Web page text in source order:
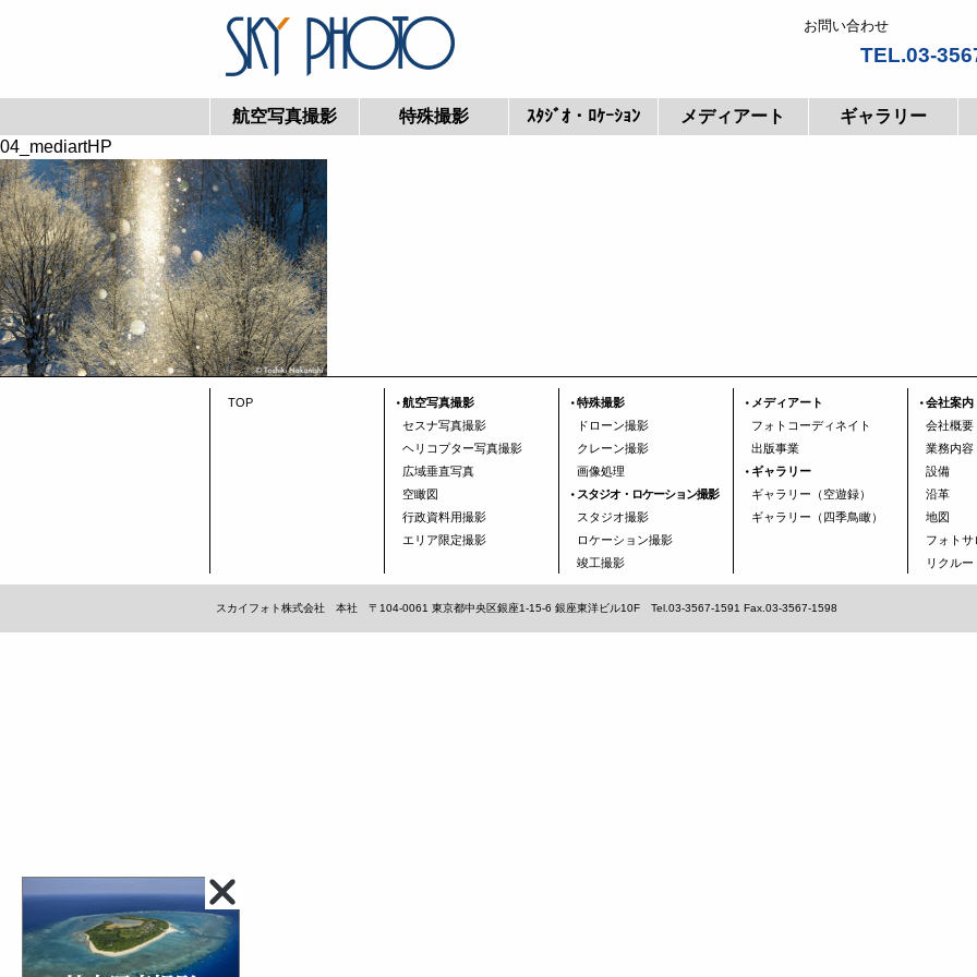
お問い合わせ
TEL.03-
航空写真撮影 特殊撮影 ｽﾀｼﾞｵ・ﾛｹｰｼｮﾝ メディアート ギャラリー
04_mediartHP
TOP
航空写真撮影
セスナ写真撮影
ヘリコプター写真撮影
広域垂直写真
空瞰図
行政資料用撮影
エリア限定撮影
特殊撮影
ドローン撮影
クレーン撮影
画像処理
スタジオ・ロケーション撮影
スタジオ撮影
ロケーション撮影
竣工撮影
メディアート
フォトコーディネイト
出版事業
ギャラリー
ギャラリー（空遊録）
ギャラリー（四季鳥瞰）
会社案内
会社概要
業務内容
設備
沿革
地図
フォトサ
リクルー
スカイフォト株式会社 本社 〒104-0061 東京都中央区銀座1-15-6 銀座東洋ビル10F Tel.03-3567-1591 Fax.03-3567-1598